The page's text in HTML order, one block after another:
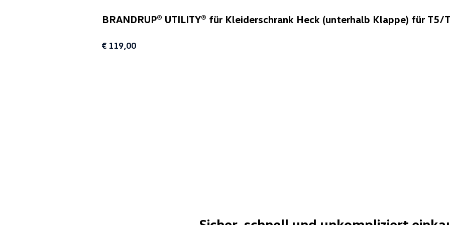
BRANDRUP® UTILITY® für Kleiderschrank Heck (unterhalb Klappe) für T5/
€ 119,00